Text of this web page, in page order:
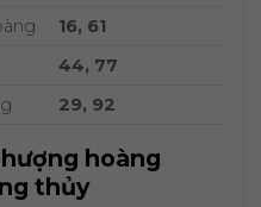
16, 61
44, 77
29, 92
hoàng
thủy